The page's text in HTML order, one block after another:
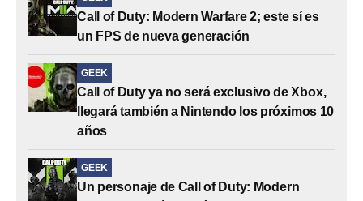
Call of Duty: Modern Warfare 2; este sí es
un FPS de nueva generación
GEEK
Call of Duty ya no será exclusivo de Xbox,
llegará también a Nintendo los próximos 10
años
GEEK
Un personaje de Call of Duty: Modern